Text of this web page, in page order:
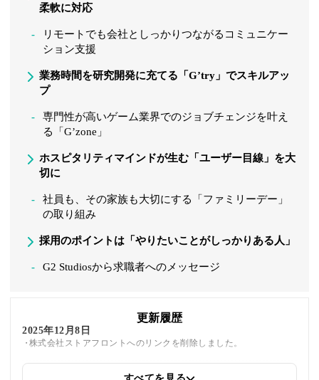
柔軟に対応
リモートでも会社としっかりつながるコミュニケー
ション支援
業務時間を研究開発に充てる「Gʼtry」でスキルアッ
プ
専門性が高いゲーム業界でのジョブチェンジを叶え
る「Gʼzone」
ホスピタリティマインドが生む「ユーザー目線」を大
切に
社員も、その家族も大切にする「ファミリーデー」
の取り組み
採用のポイントは「やりたいことがしっかりある人」
G2 Studiosから求職者へのメッセージ
更新履歴
2025年12月8日
株式会社ストアフロントへのリンクを削除しました。